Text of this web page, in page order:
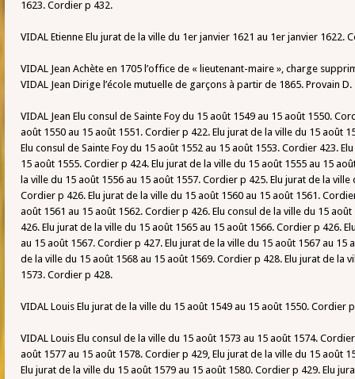
1623. Cordier p 432.
VIDAL Etienne Elu jurat de la ville du 1er janvier 1621 au 1er janvier 1622.
VIDAL Jean Achète en 1705 l’office de « lieutenant-maire », charge
VIDAL Jean Dirige l’école mutuelle de garçons à partir de 1865. Provain D.
VIDAL Jean Elu consul de Sainte Foy du 15 août 1549 au 15 août 1550.
août 1550 au 15 août 1551. Cordier p 422. Elu jurat de la ville du 15 août
Elu consul de Sainte Foy du 15 août 1552 au 15 août 1553. Cordier 423.
15 août 1555. Cordier p 424. Elu jurat de la ville du 15 août 1555 au 15
la ville du 15 août 1556 au 15 août 1557. Cordier p 425. Elu jurat de la
Cordier p 426. Elu jurat de la ville du 15 août 1560 au 15 août 1561.
août 1561 au 15 août 1562. Cordier p 426. Elu consul de la ville du 15
426. Elu jurat de la ville du 15 août 1565 au 15 août 1566. Cordier p 426.
au 15 août 1567. Cordier p 427. Elu jurat de la ville du 15 août 1567 au 15
de la ville du 15 août 1568 au 15 août 1569. Cordier p 428. Elu jurat de la
1573. Cordier p 428.
VIDAL Louis Elu jurat de la ville du 15 août 1549 au 15 août 1550. Cordier
VIDAL Louis Elu consul de la ville du 15 août 1573 au 15 août 1574.
août 1577 au 15 août 1578. Cordier p 429, Elu jurat de la ville du 15 août
Elu jurat de la ville du 15 août 1579 au 15 août 1580. Cordier p 429. Elu